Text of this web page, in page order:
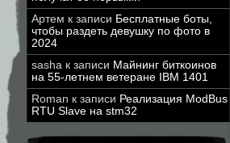
Артем к записи Бесплатные боты,
чтобы раздеть девушку по фото в
2024
sasha к записи Майнинг биткоинов
на 55-летнем ветеране IBM 1401
Roman к записи Реализация ModBus
RTU Slave на stm32